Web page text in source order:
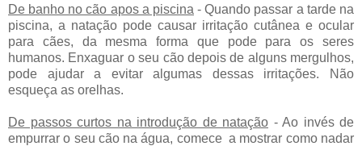
De banho no cão apos a piscina - Quando passar a tarde na
piscina, a natação pode causar irritação cutânea e ocular
para cães, da mesma forma que pode para os seres
humanos. Enxaguar o seu cão depois de alguns mergulhos,
pode ajudar a evitar algumas dessas irritações. Não
esqueça as orelhas.
De passos curtos na introdução de natação - Ao invés de
empurrar o seu cão na água, comece a mostrar como nadar